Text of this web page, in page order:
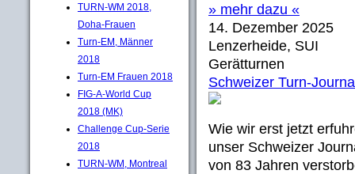
TURN-WM 2018,
Doha-Frauen
Turn-EM, Männer
2018
Turn-EM Frauen 2018
FIG-A-World Cup
2018 (MK)
Challenge Cup-Serie
2018
TURN-WM, Montreal
» mehr dazu «
14. Dezember 2025
Lenzerheide, SUI
Gerätturnen
Schweizer Turn-
Wie wir erst jetzt
unser Schweizer
von 83 Jahren